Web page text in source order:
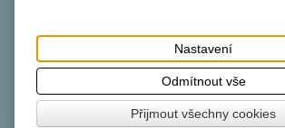
Nastavení
Odmítnout vše
Přijmout všechny cookies